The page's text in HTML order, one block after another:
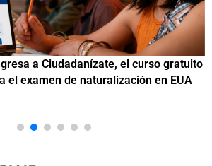
a Ciudadanízate, el curso gratuito
el examen de naturalización en EUA